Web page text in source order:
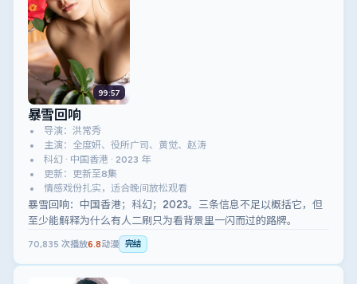
99:57
暴雪回响
导演：洪常秀
主演：全度妍、役所广司、黄觉、赵涛
科幻 · 中国香港 · 2023 年
更新：更新至8集
情感戏份扎实，适合晚间放松观看
暴雪回响：中国香港；科幻；2023。三条信息不足以概括它，但
至少能解释为什么有人二刷只为看背景里一闪而过的路牌。
70,835 次播放6.8动漫 完结